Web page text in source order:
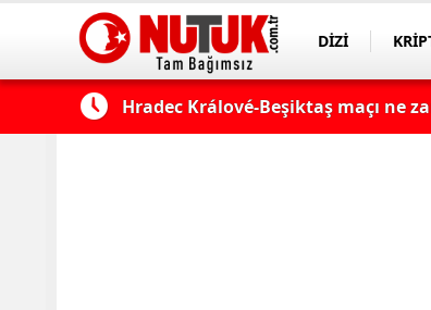
DİZİ
Hradec Králové-Beşiktaş maçı ne
kanalda mı? Hradec Králové-
Fenerbahçe - Sturm Graz Maçı Ne